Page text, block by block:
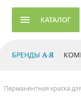
КАТАЛОГ
БРЕНДЫ А-Я
Перманентная краска